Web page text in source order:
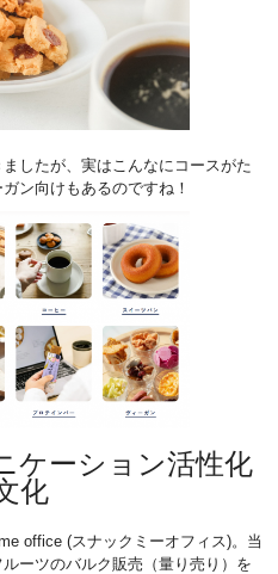
したが、実はこんなにコースがた
ン向けもあるのですね！
ケーション活性化
化
office (スナックミーオフィス)。当
ーツのバルク販売（量り売り）を